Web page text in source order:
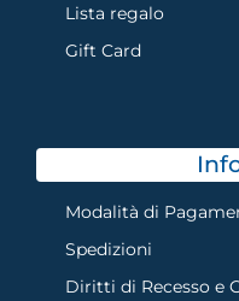
Lista regalo
Gift Card
Modalità di
Spedizioni
Diritti di Recesso e